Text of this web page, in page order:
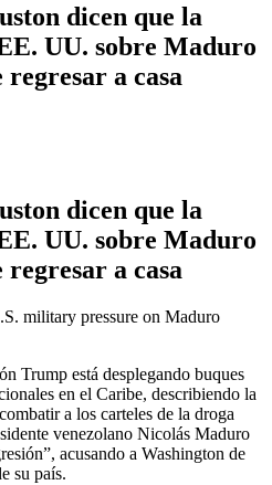
dicen que la
UU. sobre Maduro
regresar a casa
dicen que la
UU. sobre Maduro
regresar a casa
military pressure on Maduro
Trump está desplegando buques
en el Caribe, describiendo la
a los carteles de la droga
venezolano Nicolás Maduro
acusando a Washington de
su país.